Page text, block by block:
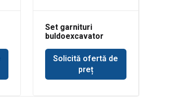
Set garnituri
buldoexcavator
basculare cupa
incarcare
Solicită ofertă de
preț